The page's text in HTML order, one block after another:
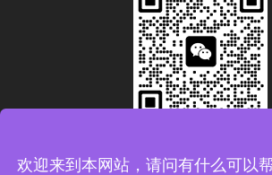
欢迎来到本网站，请问有什么可以